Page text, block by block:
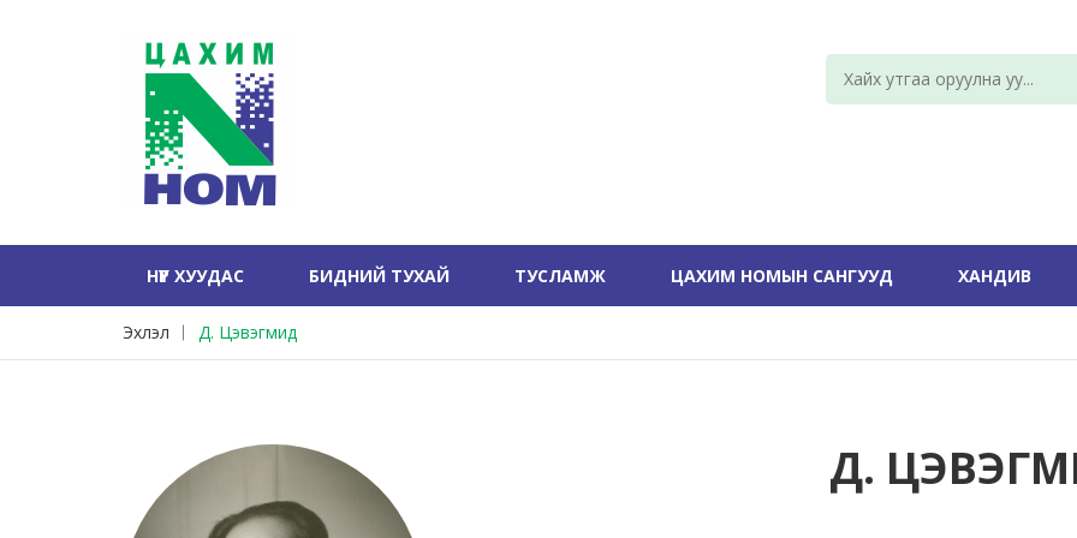
НҮҮР ХУУДАС БИДНИЙ ТУХАЙ ТУСЛАМЖ ЦАХИМ НОМЫН САНГУУД ХАНДИВ
Эхлэл Д. Цэвэгмид
Д.